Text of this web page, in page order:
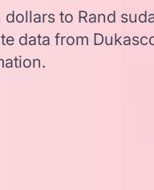
to Rand
data from